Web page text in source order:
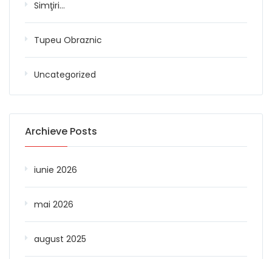
Simţiri…
Tupeu Obraznic
Uncategorized
Archieve Posts
iunie 2026
mai 2026
august 2025